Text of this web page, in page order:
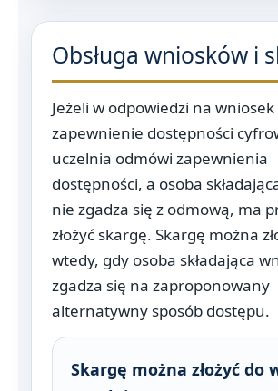
Obsługa wniosków i
Jeżeli w odpowiedzi na wniosek
zapewnienie dostępności
uczelnia odmówi zapewnienia
dostępności, a osoba
nie zgadza się z odmową, ma
złożyć skargę. Skargę można
wtedy, gdy osoba składająca
zgadza się na zaproponowany
alternatywny sposób dostępu.
Skargę można złożyć do